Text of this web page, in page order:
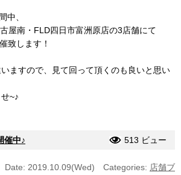
中、
屋南・FLD四日市富洲原店の3店舗にて
致します！
ますので、見て回って頂くのも良いと思い
~♪
催中♪ 513 ビュー
Date: 2019.10.09(Wed) Categories: 店舗ブ